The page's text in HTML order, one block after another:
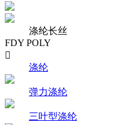
涤纶长丝
FDY POLY

涤纶
弹力涤纶
三叶型涤纶